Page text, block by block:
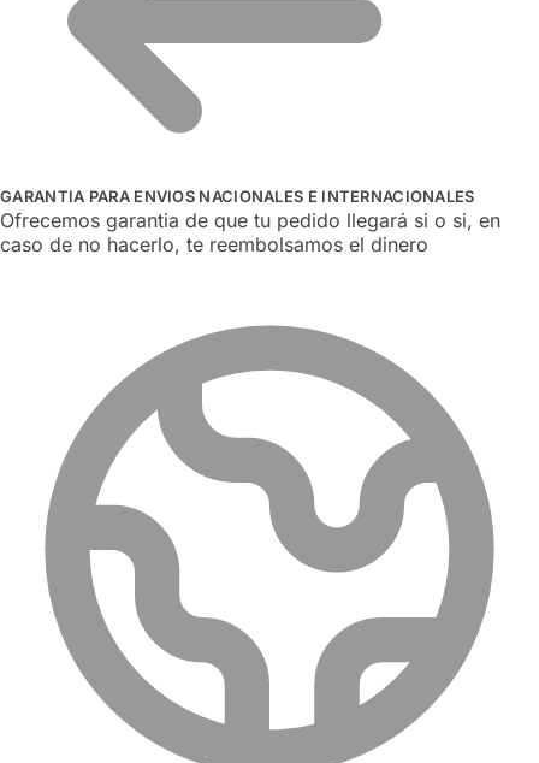
GARANTIA PARA ENVIOS NACIONALES E INTERNACIONALES
Ofrecemos garantia de que tu pedido llegará si o si, en
caso de no hacerlo, te reembolsamos el dinero